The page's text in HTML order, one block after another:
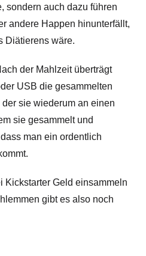
sondern auch dazu führen
andere Happen hinunterfällt,
Diätierens wäre.
der Mahlzeit überträgt
USB die gesammelten
sie wiederum an einen
sie gesammelt und
man ein ordentlich
Kickstarter Geld einsammeln
gibt es also noch